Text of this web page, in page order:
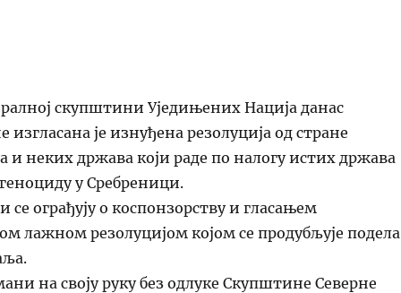
скупштини Уједињених Нација данас
изгласана је изнуђена резолуција од стране
и неких држава који раде по налогу истих држава
у Сребреници.
се ограђују о коспонзорству и гласањем
лажном резолуцијом којом се продубљује подела
на своју руку без одлуке Скупштине Северне